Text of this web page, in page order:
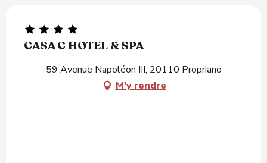
CASA C HOTEL & SPA
59 Avenue Napoléon III, 20110 Propriano
M'y rendre